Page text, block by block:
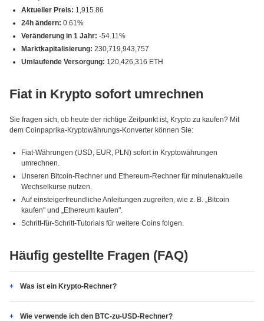
Aktueller Preis: 1,915.86
24h ändern: 0.61%
Veränderung in 1 Jahr: -54.11%
Marktkapitalisierung: 230,719,943,757
Umlaufende Versorgung: 120,426,316 ETH
Fiat in Krypto sofort umrechnen
Sie fragen sich, ob heute der richtige Zeitpunkt ist, Krypto zu kaufen? Mit
dem Coinpaprika-Kryptowährungs-Konverter können Sie:
Fiat-Währungen (USD, EUR, PLN) sofort in Kryptowährungen
umrechnen.
Unseren Bitcoin-Rechner und Ethereum-Rechner für minutenaktuelle
Wechselkurse nutzen.
Auf einsteigerfreundliche Anleitungen zugreifen, wie z. B. „Bitcoin
kaufen" und „Ethereum kaufen".
Schritt-für-Schritt-Tutorials für weitere Coins folgen.
Häufig gestellte Fragen (FAQ)
Was ist ein Krypto-Rechner?
Wie verwende ich den BTC-zu-USD-Rechner?